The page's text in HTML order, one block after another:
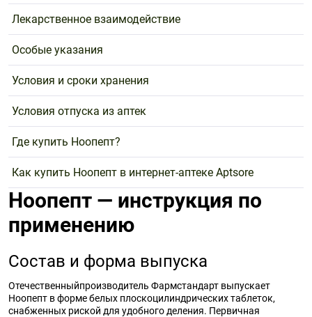
Лекарственное взаимодействие
Особые указания
Условия и сроки хранения
Условия отпуска из аптек
Где купить Ноопепт?
Как купить Ноопепт в интернет-аптеке Aptsore
Ноопепт — инструкция по
применению
Состав и форма выпуска
Отечественныйпроизводитель Фармстандарт выпускает
Ноопепт в форме белых плоскоцилиндрических таблеток,
снабженных риской для удобного деления. Первичная